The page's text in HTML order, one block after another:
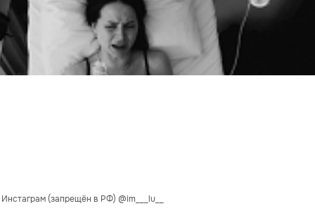
(запрещён в РФ) @im___lu__